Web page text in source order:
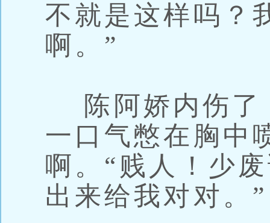
不就是这样吗？
啊。”
陈阿娇内伤了
一口气憋在胸中
啊。“贱人！少
出来给我对对。”